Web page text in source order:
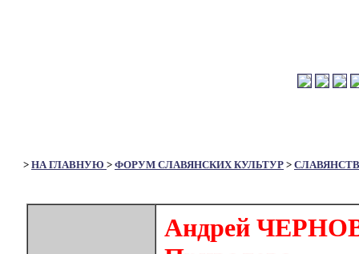
> НА ГЛАВНУЮ > ФОРУМ СЛАВЯНСКИХ КУЛЬТУР >
Андрей